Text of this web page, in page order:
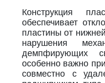
Конструкция
обеспечивает
пластины от
нарушения
демпфирующих
особенно важно
совместно с